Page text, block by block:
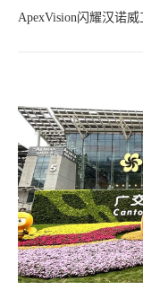
ApexVision闪耀汉诺